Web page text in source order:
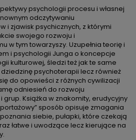
psychologii procesu i własnej
odczytywaniu
i zjawisk psychicznych, z którymi
swojego rozwoju i
w tym towarzyszy. Uzupełnia teorię i
i psychologii Junga o koncepcje
kulturowej, śledzi też jak te same
dziedzinę psychoterapii lecz również
do opowieści z różnych cywilizacji
odniesień do rozwoju
Książka w znakomity, erudycyjny
sposób opisuje zmagania
siebie, pułapki, które czekają
łatwe i uwodzące lecz kierujące na